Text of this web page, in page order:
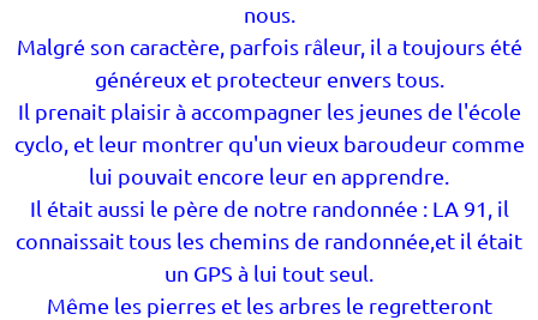
nous.
Malgré son caractère, parfois râleur, il a toujours été
généreux et protecteur envers tous.
Il prenait plaisir à accompagner les jeunes de l'école
cyclo, et leur montrer qu'un vieux baroudeur comme
lui pouvait encore leur en apprendre.
Il était aussi le père de notre randonnée : LA 91, il
connaissait tous les chemins de randonnée,et il était
un GPS à lui tout seul.
Même les pierres et les arbres le regretteront